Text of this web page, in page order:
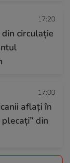
17:20
circulație
17:00
aflați în
din